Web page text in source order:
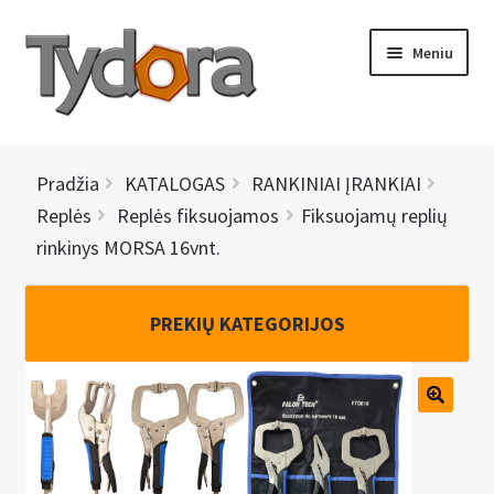
Pereiti
meniu
Pereiti
turinio
Meniu
KATALOGAS
NAUJIENOS
BRENDAI
KONTAKTAI
Pradžia KATALOGAS
RANKINIAI ĮRANKIAI
Replės
Replės fiksuojamos
Fiksuojamų replių
rinkinys MORSA 16vnt.
PREKIŲ KATEGORIJOS